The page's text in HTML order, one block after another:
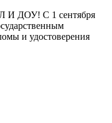
С 1 сентября
и удостоверения